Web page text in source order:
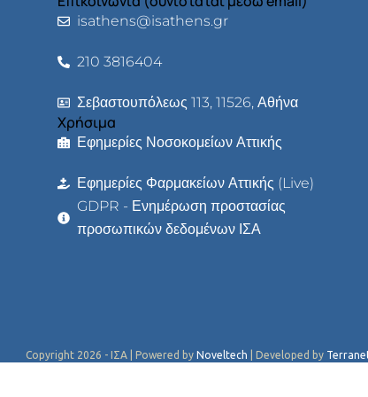
isathens@isathens.gr
210 3816404
Σεβαστουπόλεως 113, 11526, Αθήνα
Χρήσιμα
Εφημερίες Νοσοκομείων Αττικής
Εφημερίες Φαρμακείων Αττικής (Live)
GDPR - Ενημέρωση προστασίας
προσωπικών δεδομένων ΙΣΑ
Copyright 2026 - ΙΣΑ | Powered by Noveltech | Developed by